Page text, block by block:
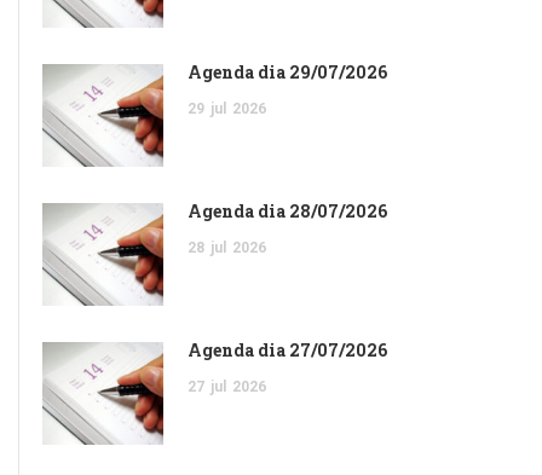
Agenda dia 29/07/2026
29 jul 2026
Agenda dia 28/07/2026
28 jul 2026
Agenda dia 27/07/2026
27 jul 2026